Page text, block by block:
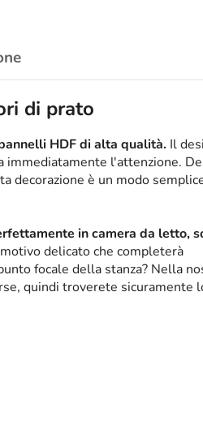
di prato
HDF di alta qualità. Il
l'attenzione.
decorazione è un modo
in camera da letto,
delicato che completerà
focale della stanza? Nella
quindi troverete sicuramente